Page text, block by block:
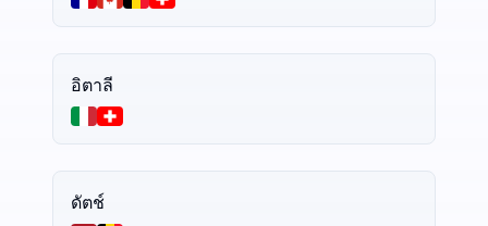
อิตาลี
ดัตช์